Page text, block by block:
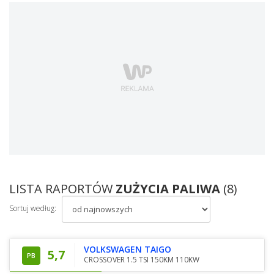
LISTA RAPORTÓW ZUŻYCIA PALIWA (8)
Sortuj według:
PB 5,7 VOLKSWAGEN TAIGO
CROSSOVER 1.5 TSI 150KM 110KW